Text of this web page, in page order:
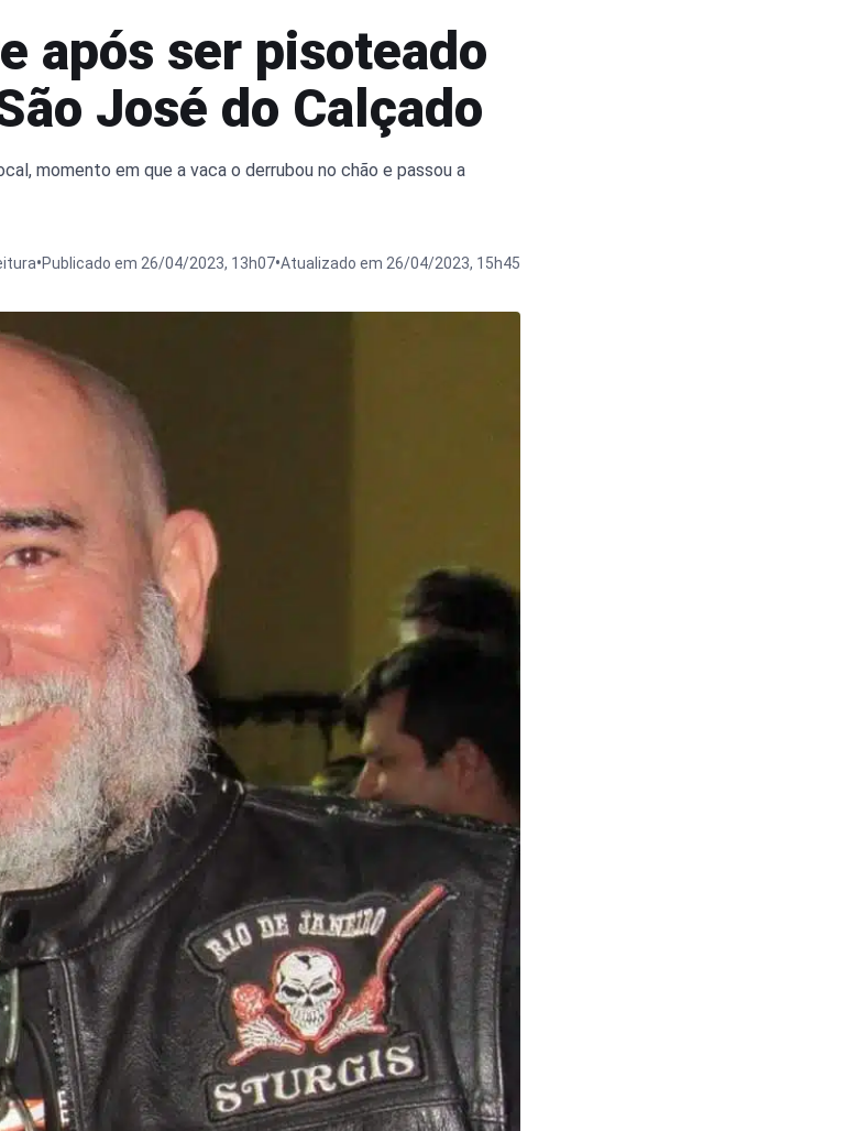
após ser pisoteado
José do Calçado
momento em que a vaca o derrubou no chão e passou a
•Publicado em 26/04/2023, 13h07•Atualizado em 26/04/2023, 15h45